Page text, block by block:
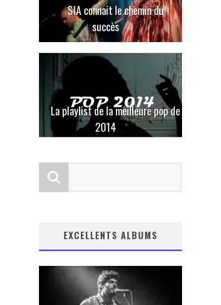
SIA connait le chemin du
succès
La playlist de la meilleure pop de
2014
EXCELLENTS ALBUMS